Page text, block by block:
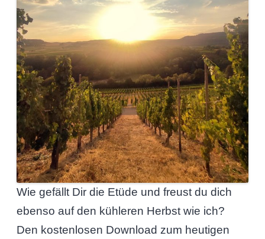
Wie gefällt Dir die Etüde und freust du dich
ebenso auf den kühleren Herbst wie ich?
Den kostenlosen Download zum heutigen